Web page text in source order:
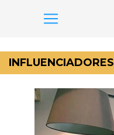
para
o
conteúdo
INFLUENCIADORES